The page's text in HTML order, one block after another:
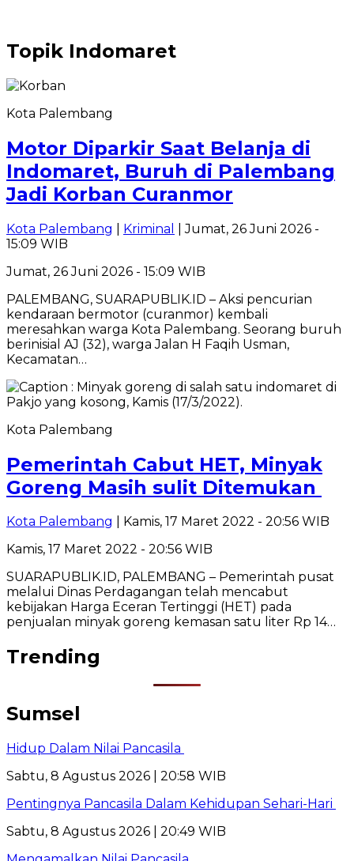
Topik Indomaret
Kota Palembang
Motor Diparkir Saat Belanja di
Indomaret, Buruh di Palembang
Jadi Korban Curanmor
Kota Palembang Kriminal
| Jumat, 26 Juni 2026 -
15:09 WIB
Jumat, 26 Juni 2026 - 15:09 WIB
PALEMBANG, SUARAPUBLIK.ID – Aksi pencurian
kendaraan bermotor (curanmor) kembali
meresahkan warga Kota Palembang. Seorang buruh
berinisial AJ (32), warga Jalan H Faqih Usman,
Kecamatan…
Kota Palembang
Pemerintah Cabut HET, Minyak
Goreng Masih sulit Ditemukan
Kota Palembang
| Kamis, 17 Maret 2022 - 20:56 WIB
Kamis, 17 Maret 2022 - 20:56 WIB
SUARAPUBLIK.ID, PALEMBANG – Pemerintah pusat
melalui Dinas Perdagangan telah mencabut
kebijakan Harga Eceran Tertinggi (HET) pada
penjualan minyak goreng kemasan satu liter Rp 14…
Trending
Sumsel
Hidup Dalam Nilai Pancasila
Sabtu, 8 Agustus 2026 | 20:58 WIB
Pentingnya Pancasila Dalam Kehidupan Sehari-Hari
Sabtu, 8 Agustus 2026 | 20:49 WIB